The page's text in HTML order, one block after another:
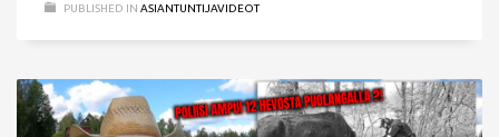
PUBLISHED IN ASIANTUNTIJAVIDEOT